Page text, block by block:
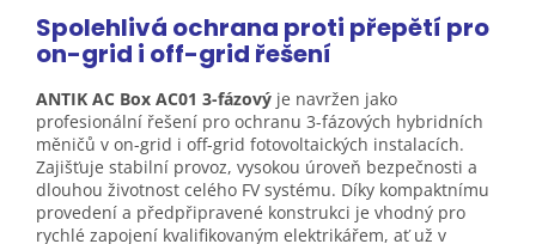
Spolehlivá ochrana proti přepětí pro
on-grid i off-grid řešení
ANTIK AC Box AC01 3-fázový je navržen jako
profesionální řešení pro ochranu 3-fázových hybridních
měničů v on-grid i off-grid fotovoltaických instalacích.
Zajišťuje stabilní provoz, vysokou úroveň bezpečnosti a
dlouhou životnost celého FV systému. Díky kompaktnímu
provedení a předpřipravené konstrukci je vhodný pro
rychlé zapojení kvalifikovaným elektrikářem, ať už v